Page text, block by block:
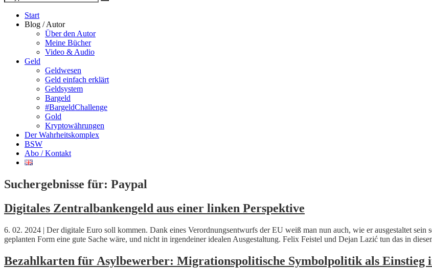
nach
Suche
Start
Blog / Autor
Über den Autor
Meine Bücher
Video & Audio
Geld
Geldwesen
Geld einfach erklärt
Geldsystem
Bargeld
#BargeldChallenge
Gold
Kryptowährungen
Der Wahrheitskomplex
BSW
Abo / Kontakt
Suchergebnisse für: Paypal
Digitales Zentralbankengeld aus einer linken Perspektive
6. 02. 2024 | Der digitale Euro soll kommen. Dank eines Verordnungsentwurfs der EU weiß man nun auch, wie er ausgestaltet
geplanten Form eine gute Sache wäre, und nicht in irgendeiner idealen Ausgestaltung. Felix Feistel und Dejan Lazić tun das in
Bezahlkarten für Asylbewerber: Migrationspolitische Symbolpolitik als Einstieg